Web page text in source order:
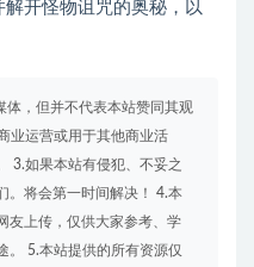
开怪物诅咒的奥秘，以
体，但并不代表本站赞同其观
业运营或用于其他商业活
3.如果本站有侵犯、不妥之
。将会第一时间解决！ 4.本
友上传，仅供大家参考、学
。 5.本站提供的所有资源仅